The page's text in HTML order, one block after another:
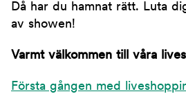
Då har du hamnat rätt. Luta
av showen!
Varmt välkommen till våra
Första gången med